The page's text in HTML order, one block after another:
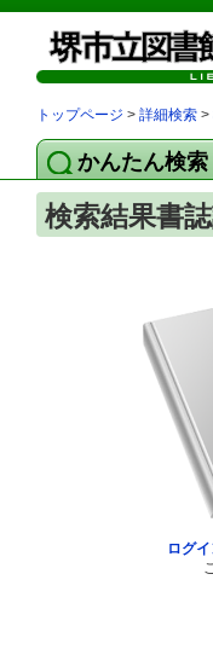
トップページ > 詳細検索 >
かんたん検索
検索結果書
ログ